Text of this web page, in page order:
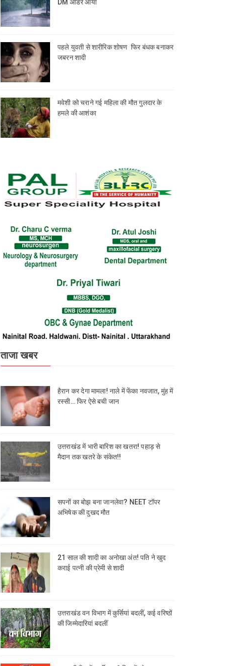
DM आर्डर आया
पहले युवती से शारीरिक शोषण फिर बंधक बनाकर
जबरन शादी
मवेशी को चराने गई महिला की मौत गुलदार के
हमले की आशंका
ताजा खबर
हैरान कर देगा मामला! नाले में फेंका नवजात, मुंह में
रस्सी… फिर ऐसे बची जान
उत्तराखंड में भारी बारिश का खतरा! पहाड़ से
मैदान तक खतरे के संकेत!!
सपनों का बोझ बना जानलेवा? NEET टॉपर
अभिषेक की दुखद मौत
21 साल की शादी का अनोखा अंत! पति ने खुद
कराई पत्नी की प्रेमी से शादी
उत्तराखंड वन विभाग में कुर्सियां बदलीं, कई वरिष्ठों
की जिम्मेदारियां बदलीं